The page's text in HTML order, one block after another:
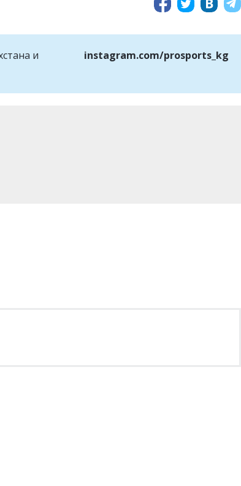
и
instagram.com/prosports_kg